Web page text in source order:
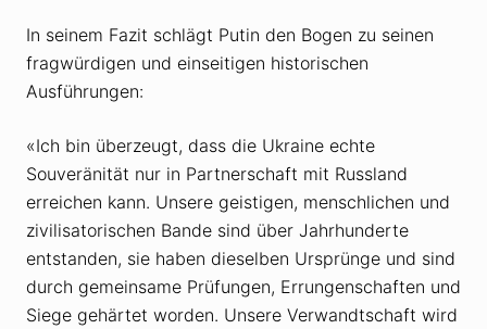
In seinem Fazit schlägt Putin den Bogen zu seinen
fragwürdigen und einseitigen historischen
Ausführungen:
«Ich bin überzeugt, dass die Ukraine echte
Souveränität nur in Partnerschaft mit Russland
erreichen kann. Unsere geistigen, menschlichen und
zivilisatorischen Bande sind über Jahrhunderte
entstanden, sie haben dieselben Ursprünge und sind
durch gemeinsame Prüfungen, Errungenschaften und
Siege gehärtet worden. Unsere Verwandtschaft wird